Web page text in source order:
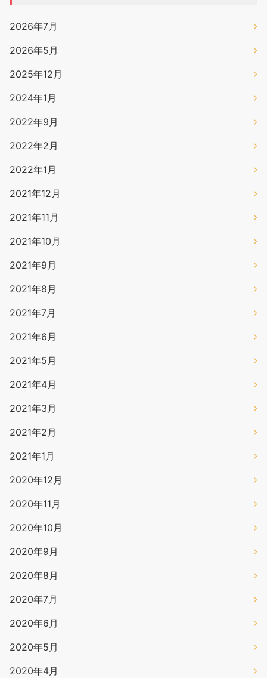
2026年7月
2026年5月
2025年12月
2024年1月
2022年9月
2022年2月
2022年1月
2021年12月
2021年11月
2021年10月
2021年9月
2021年8月
2021年7月
2021年6月
2021年5月
2021年4月
2021年3月
2021年2月
2021年1月
2020年12月
2020年11月
2020年10月
2020年9月
2020年8月
2020年7月
2020年6月
2020年5月
2020年4月